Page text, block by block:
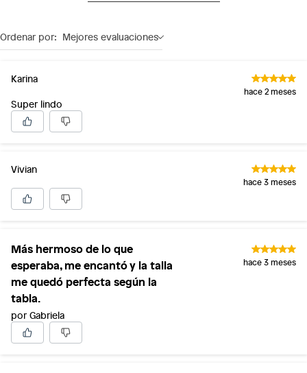
Ordenar por: Mejores evaluaciones
Karina
hace 2 meses
Super lindo
Vivian
hace 3 meses
Más hermoso de lo que
esperaba, me encantó y la talla
me quedó perfecta según la
tabla.
por Gabriela
hace 3 meses